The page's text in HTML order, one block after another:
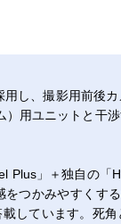
し、撮影用前後
用ユニットと干
Plus」＋独自の「
つかみやすくす
しています。死